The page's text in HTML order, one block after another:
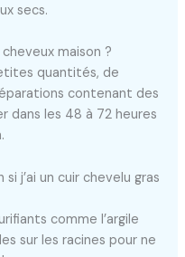
secs.
maison ?
quantités, de
contenant des
dans les 48 à 72 heures
j’ai un cuir chevelu gras
comme l’argile
sur les racines pour ne